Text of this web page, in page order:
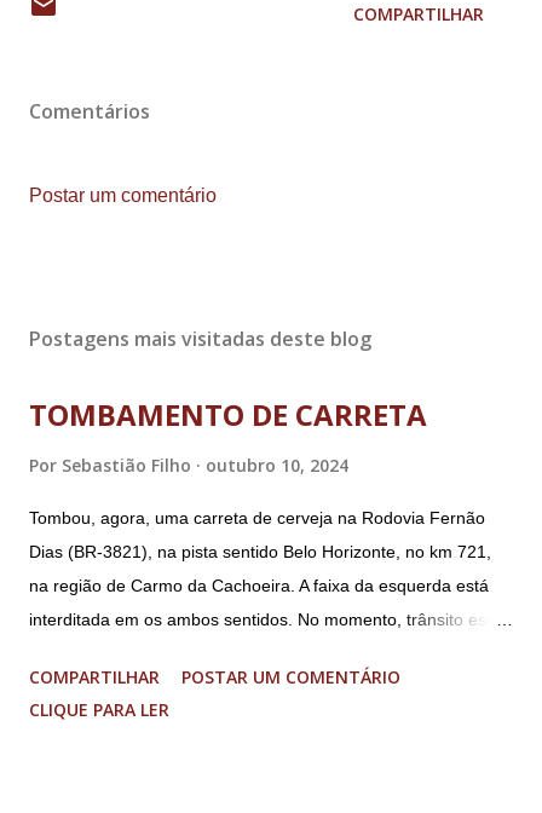
COMPARTILHAR
Comentários
Postar um comentário
Postagens mais visitadas deste blog
TOMBAMENTO DE CARRETA
Por Sebastião Filho outubro 10, 2024
Tombou, agora, uma carreta de cerveja na Rodovia Fernão
Dias (BR-3821), na pista sentido Belo Horizonte, no km 721,
na região de Carmo da Cachoeira. A faixa da esquerda está
interditada em os ambos sentidos. No momento, trânsito está
Imagens @transitofernaodias *Por Sebastião Filho
COMPARTILHAR
POSTAR UM COMENTÁRIO
CLIQUE PARA LER